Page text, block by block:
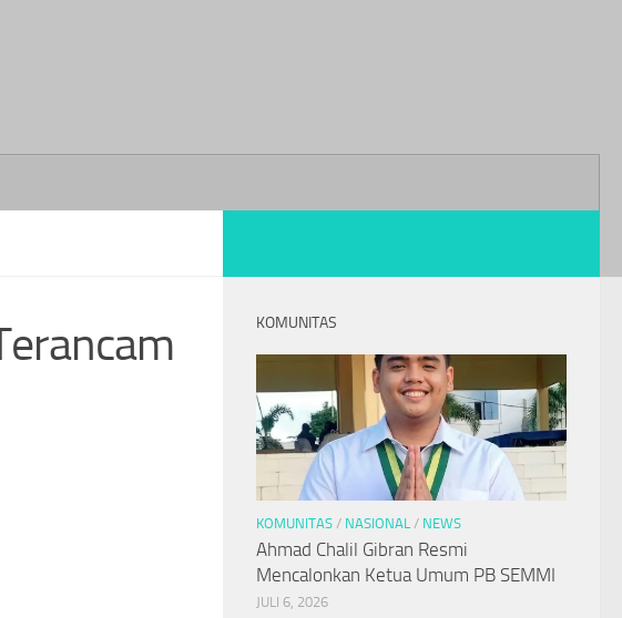
KOMUNITAS
KOMUNITAS / NASIONAL / NEWS
Ahmad Chalil Gibran Resmi
Mencalonkan Ketua Umum PB SEMMI
JULI 6, 2026